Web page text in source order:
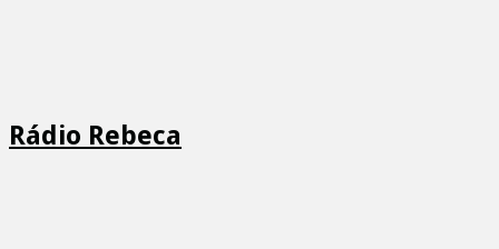
Rádio Rebeca